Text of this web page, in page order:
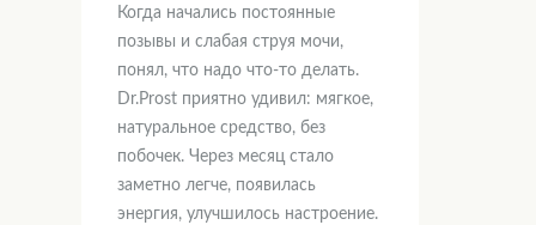
Когда начались постоянные
позывы и слабая струя мочи,
понял, что надо что-то делать.
Dr.Prost приятно удивил: мягкое,
натуральное средство, без
побочек. Через месяц стало
заметно легче, появилась
энергия, улучшилось настроение.